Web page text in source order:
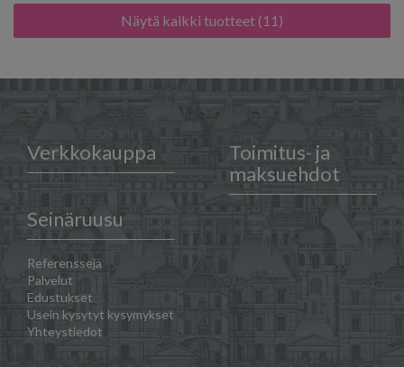
Näytä kaikki tuotteet (11)
Verkkokauppa
Toimitus- ja
maksuehdot
Seinäruusu
Referenssejä
Palvelut
Edustukset
Usein kysytyt kysymykset
Yhteystiedot